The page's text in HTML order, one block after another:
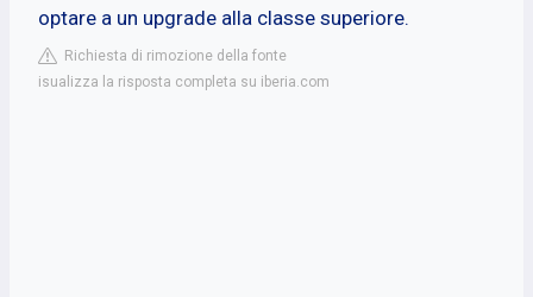
optare a un upgrade alla classe superiore.
Richiesta di rimozione della fonte
isualizza la risposta completa su iberia.com